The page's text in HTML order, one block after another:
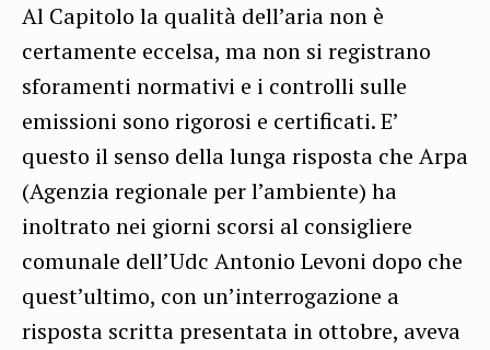
Al Capitolo la qualità dell’aria non è
certamente eccelsa, ma non si registrano
sforamenti normativi e i controlli sulle
emissioni sono rigorosi e certificati. E’
questo il senso della lunga risposta che Arpa
(Agenzia regionale per l’ambiente) ha
inoltrato nei giorni scorsi al consigliere
comunale dell’Udc Antonio Levoni dopo che
quest’ultimo, con un’interrogazione a
risposta scritta presentata in ottobre, aveva